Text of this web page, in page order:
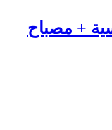
+ مصباح